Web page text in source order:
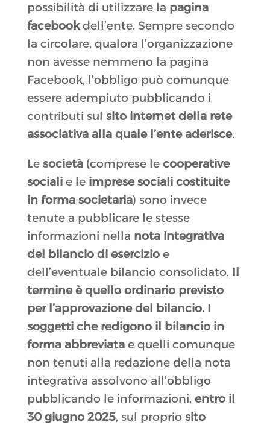
possibilità di utilizzare la pagina
facebookdell’ente. Sempre secondo
la circolare, qualora l’organizzazione
non avesse nemmeno la pagina
Facebook, l’obbligo può comunque
essere adempiuto pubblicando i
contributi sul sito internet della rete
associativa alla quale l’ente aderisce.
Le società(comprese le cooperative
socialie le imprese sociali costituite
in forma societaria) sono invece
tenute a pubblicare le stesse
informazioni nella nota integrativa
del bilancio di esercizioe
dell’eventuale bilancio consolidato. Il
termine è quello ordinario previsto
per l’approvazione del bilancio.I
soggetti che redigono il bilancio in
forma abbreviatae quelli comunque
non tenuti alla redazione della nota
integrativa assolvono all’obbligo
pubblicando le informazioni, entro il
30 giugno 2025, sul proprio sito